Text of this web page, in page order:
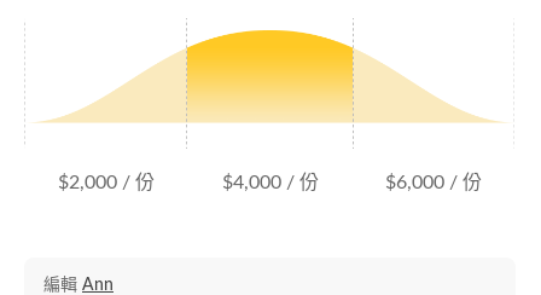
$2,000 / 份 $4,000 / 份 $6,000 / 份
編輯 Ann